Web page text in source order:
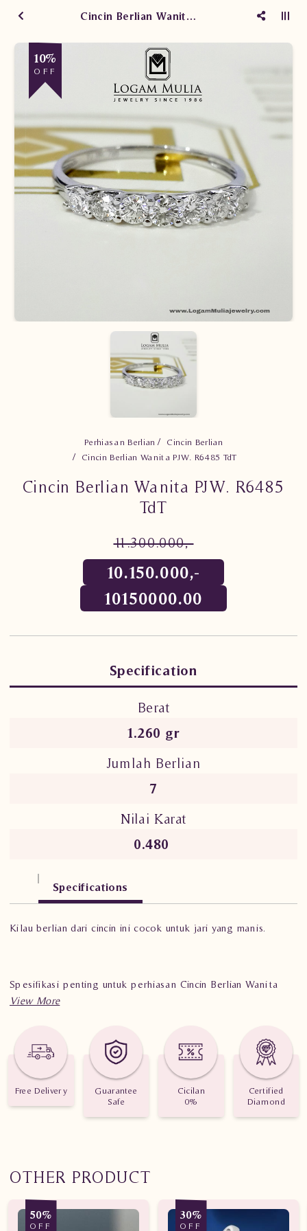
Cincin Berlian Wanita PJW. R6485 TdT
10%
OFF
Perhiasan Berlian
Cincin Berlian
Cincin Berlian Wanita PJW. R6485 TdT
Cincin Berlian Wanita PJW. R6485
TdT
11.300.000,-
10.150.000,-
10150000.00
Specification
Berat
1.260 gr
Jumlah Berlian
7
Nilai Karat
0.480
Specifications
Kilau berlian dari cincin ini cocok untuk jari yang manis.
Spesifikasi penting untuk perhiasan Cincin Berlian Wanita
PJW. R6485 TdT
Jumlah berlian: 7 buah
Nilai karat: 0.480 karat
Free Delivery
Guarantee
Safe
Cicilan
0%
Certified
Diamond
OTHER PRODUCT
50%
OFF
30%
OFF